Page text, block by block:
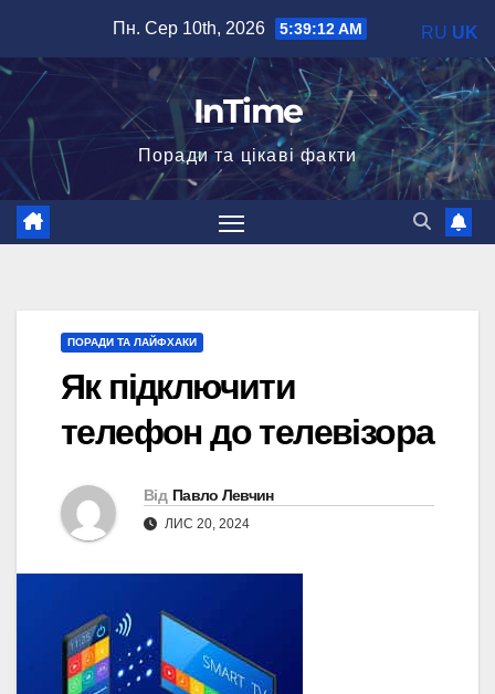
вмісту
Пн. Сер 10th, 2026 5:39:14 AM
InTime
Поради та цікаві факти
ПОРАДИ ТА ЛАЙФХАКИ
Як підключити
телефон до телевізора
Від Павло Левчин
ЛИС 20, 2024
RU UK